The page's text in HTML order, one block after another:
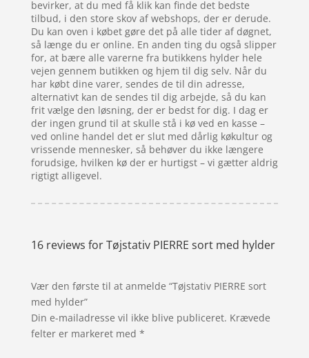
bevirker, at du med få klik kan finde det bedste
tilbud, i den store skov af webshops, der er derude.
Du kan oven i købet gøre det på alle tider af døgnet,
så længe du er online. En anden ting du også slipper
for, at bære alle varerne fra butikkens hylder hele
vejen gennem butikken og hjem til dig selv. Når du
har købt dine varer, sendes de til din adresse,
alternativt kan de sendes til dig arbejde, så du kan
frit vælge den løsning, der er bedst for dig. I dag er
der ingen grund til at skulle stå i kø ved en kasse –
ved online handel det er slut med dårlig køkultur og
vrissende mennesker, så behøver du ikke længere
forudsige, hvilken kø der er hurtigst – vi gætter aldrig
rigtigt alligevel.
16 reviews forTøjstativ PIERRE sort med hylder
Vær den første til at anmelde “Tøjstativ PIERRE sort
med hylder”
Din e-mailadresse vil ikke blive publiceret. Krævede
felter er markeret med *